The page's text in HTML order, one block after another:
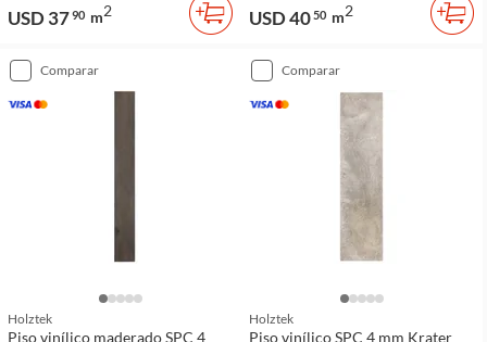
USD 3790 m2 USD 4050 m2
comparar
Holztek
Piso vinílico maderado SPC 4
comparar
Holztek
Piso vinílico SPC 4 mm Krater